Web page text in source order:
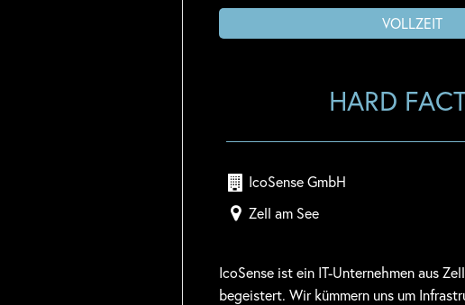
VOLLZEIT
HARD
IcoSense GmbH
Zell am See
IcoSense ist ein IT-Unternehmen aus
begeistert. Wir kümmern uns um